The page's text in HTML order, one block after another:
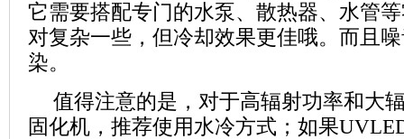
它需要搭配专门的水泵、散热器、水管
对复杂一些，但冷却效果更佳哦。而且
染。
值得注意的是，对于高辐射功率和大
固化机，推荐使用水冷方式；如果